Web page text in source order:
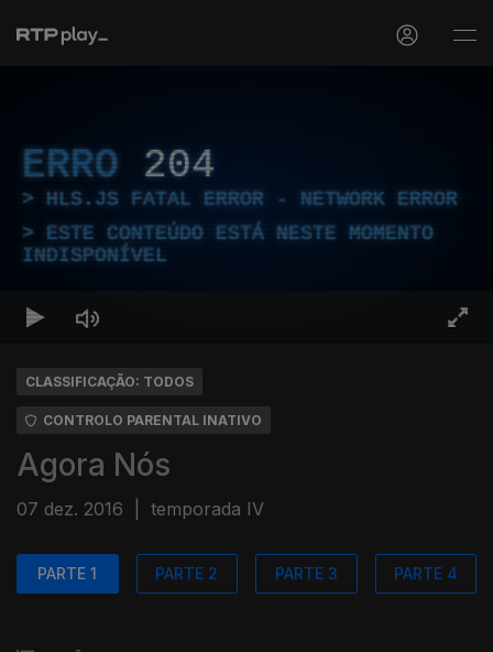
ERRO 204
HLS.JS FATAL ERROR - NETWORK ERROR
ESTE CONTEÚDO ESTÁ NESTE MOMENTO
INDISPONÍVEL
CLASSIFICAÇÃO: TODOS
CONTROLO PARENTAL INATIVO
Agora Nós
07 dez. 2016 temporada IV
PARTE 1 PARTE 2 PARTE 3 PARTE 4